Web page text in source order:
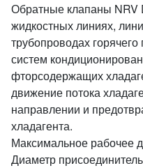
Обратные клапаны NRV
жидкостных линиях,
трубопроводах
систем
фторсодержащих
движение потока
направлении и
хладагента.
Максимальное рабочее
Диаметр